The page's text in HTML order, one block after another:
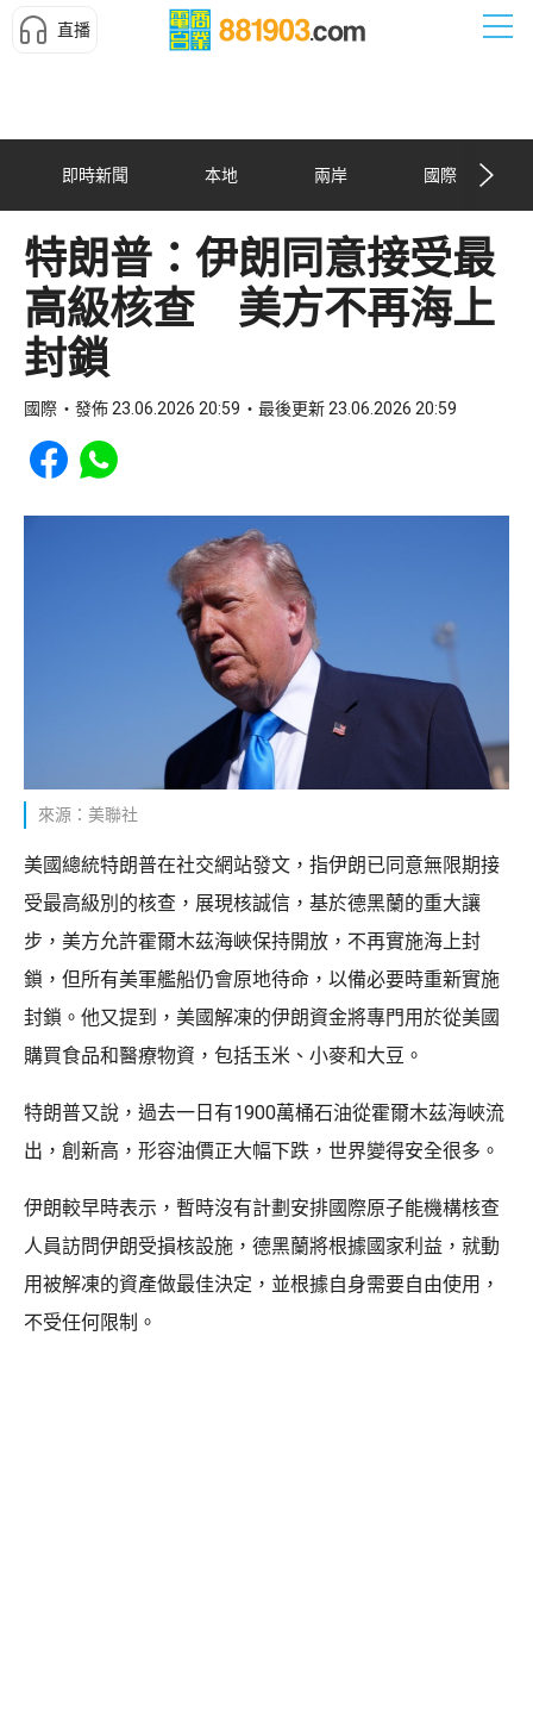
直播
即時新聞 本地 兩岸 國際
特朗普：伊朗同意接受最
高級核查 美方不再海上
封鎖
國際 發佈 23.06.2026 20:59 最後更新 23.06.2026 20:59
Share to Facebook
Share to WhatsApp
來源：美聯社
美國總統特朗普在社交網站發文，指伊朗已同意無限期接
受最高級別的核查，展現核誠信，基於德黑蘭的重大讓
步，美方允許霍爾木茲海峽保持開放，不再實施海上封
鎖，但所有美軍艦船仍會原地待命，以備必要時重新實施
封鎖。他又提到，美國解凍的伊朗資金將專門用於從美國
購買食品和醫療物資，包括玉米、小麥和大豆。
特朗普又說，過去一日有1900萬桶石油從霍爾木茲海峽流
出，創新高，形容油價正大幅下跌，世界變得安全很多。
伊朗較早時表示，暫時沒有計劃安排國際原子能機構核查
人員訪問伊朗受損核設施，德黑蘭將根據國家利益，就動
用被解凍的資產做最佳決定，並根據自身需要自由使用，
不受任何限制。